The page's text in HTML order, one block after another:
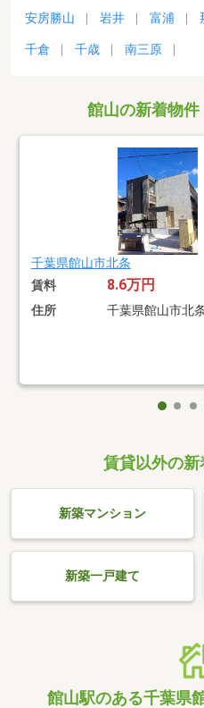
安房勝山 岩井 富浦
千倉 千歳 南三原
館山の新着物
千葉県館山市北条
賃料 8.6万円
住所 千葉県館山市北
賃貸以外の
新築マンション
新築一戸建て
館山駅のある千葉県